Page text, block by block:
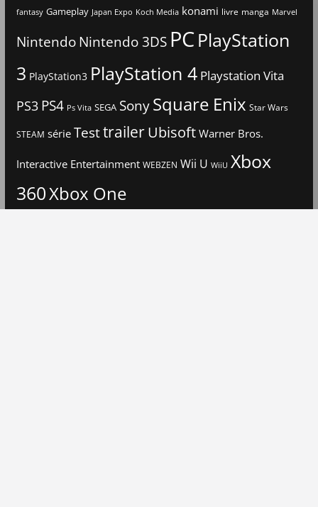
fantasy Gameplay Japan Expo Koch Media konami livre manga Marvel
Nintendo Nintendo 3DS PCPlayStation
3 PlayStation3 PlayStation 4 Playstation Vita
PS3 PS4 Ps Vita SEGA Sony Square Enix Star Wars
STEAM série TesttrailerUbisoftWarner Bros.
Interactive Entertainment WEBZEN Wii U WiiU Xbox
360Xbox One